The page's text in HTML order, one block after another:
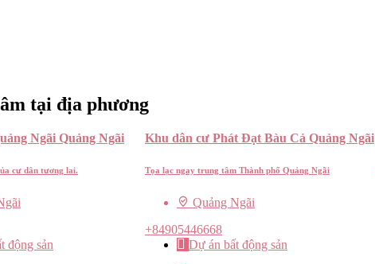
tại địa phương
Ngãi Quảng Ngãi
cư dân tương lai.
động sản
Khu dân cư Phát Đạt Bàu Cả Quảng Ngãi
Tọa lạc ngay trung tâm Thành phố Quảng Ngãi
Quảng Ngãi
+84905446668
Dự án bất động sản